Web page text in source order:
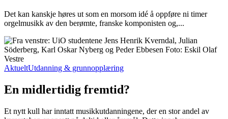
Det kan kanskje høres ut som en morsom idé å oppføre ni timer
orgelmusikk av den berømte, franske komponisten og,...
AktueltUtdanning & grunnopplæring
En midlertidig fremtid?
Et nytt kull har inntatt musikkutdanningene, der en stor andel av